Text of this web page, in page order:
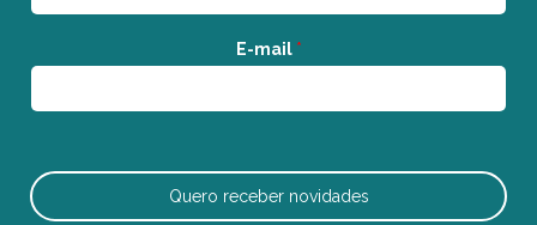
E-mail *
Quero receber novidades